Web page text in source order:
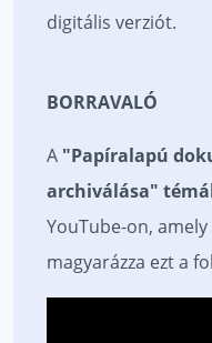
digitális verziót.
BORRAVALÓ
A "Papíralapú
archiválása"
YouTube-on,
magyarázza ezt a